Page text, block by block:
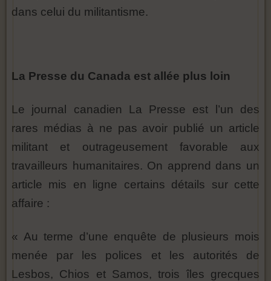
dans celui du militantisme.
La Presse du Canada est allée plus loin
Le journal canadien La Presse est l’un des
rares médias à ne pas avoir publié un article
militant et outrageusement favorable aux
travailleurs humanitaires. On apprend dans un
article mis en ligne certains détails sur cette
affaire :
« Au terme d’une enquête de plusieurs mois
menée par les polices et les autorités de
Lesbos, Chios et Samos, trois îles grecques